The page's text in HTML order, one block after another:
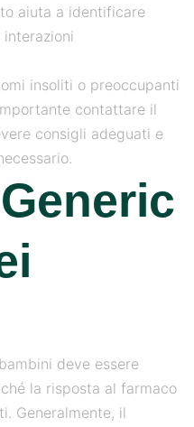
aiuta a identificare
insoliti o preoccupanti
contattare il
consigli adeguati e
deve essere
la risposta al farmaco
Generalmente, il